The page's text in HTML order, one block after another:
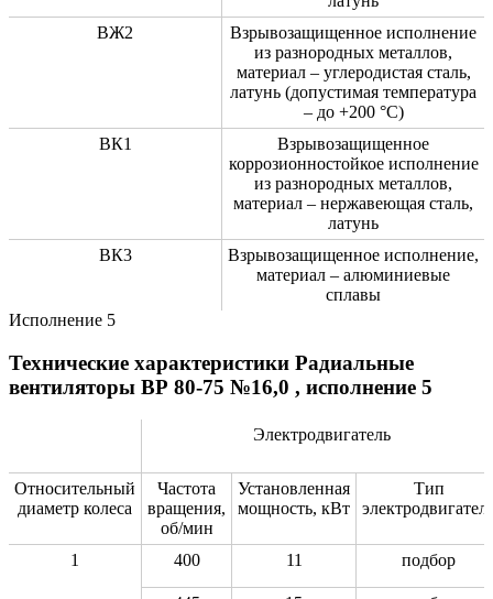
ВЖ2
Взрывозащищенное исполнение
из разнородных металлов,
материал – углеродистая сталь,
латунь (допустимая температура
– до +200 °C)
ВК1
Взрывозащищенное
коррозионностойкое исполнение
из разнородных металлов,
материал – нержавеющая сталь,
латунь
ВК3
Взрывозащищенное исполнение,
материал – алюминиевые
сплавы
Исполнение 5
Технические характеристики Радиальные
вентиляторы ВР 80-75 №16,0 , исполнение 5
Электродвигатель
Относительный
диаметр колеса
Частота
вращения,
об/мин
Установленная
мощность, кВт
Тип
1 400 11 подбор